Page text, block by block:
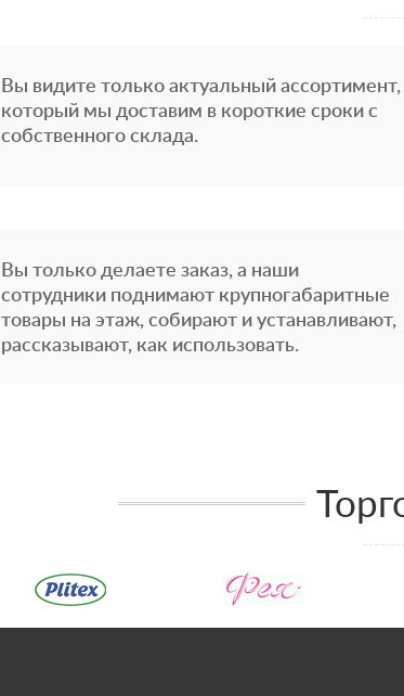
Вы видите только актуальный ассортимент,
который мы доставим в короткие сроки с
собственного склада.
Вы только делаете заказ, а наши
сотрудники поднимают крупногабаритные
товары на этаж, собирают и устанавливают,
рассказывают, как использовать.